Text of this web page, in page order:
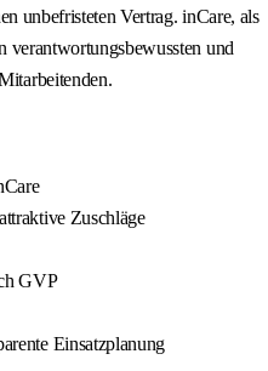
unbefristeten Vertrag. inCare, als
verantwortungsbewussten und
Zuschläge
GVP
Einsatzplanung